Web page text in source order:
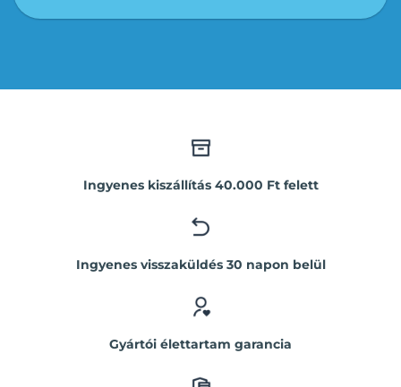
Ingyenes kiszállítás 40.000 Ft felett
Ingyenes visszaküldés 30 napon belül
Gyártói élettartam garancia